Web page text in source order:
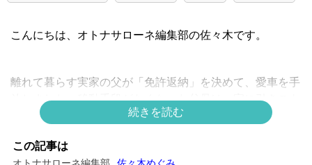
こんにちは、オトナサローネ編集部の佐々木です。
離れて暮らす実家の父が「免許返納」を決めて、愛車を手
放しました。移動手段がなくなった父母は、家に引きこも
りがちに。私はいろいろ調べてみた結果「シニアカー」の
たのですが……。
続きを読む
この記事は